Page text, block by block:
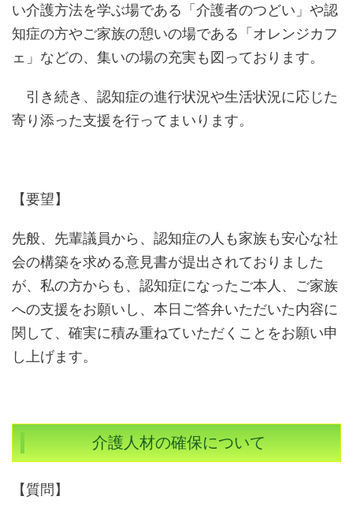
い介護方法を学ぶ場である「介護者のつどい」や認
知症の方やご家族の憩いの場である「オレンジカフ
ェ」などの、集いの場の充実も図っております。
引き続き、認知症の進行状況や生活状況に応じた
寄り添った支援を行ってまいります。
【要望】
先般、先輩議員から、認知症の人も家族も安心な社
会の構築を求める意見書が提出されておりました
が、私の方からも、認知症になったご本人、ご家族
への支援をお願いし、本日ご答弁いただいた内容に
関して、確実に積み重ねていただくことをお願い申
し上げます。
介護人材の確保について
【質問】